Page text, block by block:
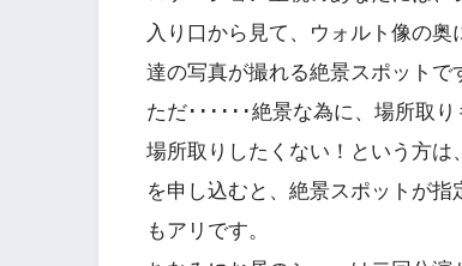
入り口から見て、ウォルト像の
達の写真が撮れる絶景スポットで
ただ･･････絶景な為に、場所取り
場所取りしたくない！という方
を申し込むと、絶景スポットが
もアリです。